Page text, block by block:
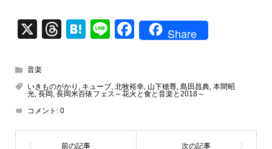
X
T
a
d
s
H
n
Li
F
e
o
Share
音楽
いきものがかり , キューブ, 北牧裕幸, 山下穂尊, 島田昌典, 本間昭
光, 長岡, 長岡米百俵フェス～花火と食と音楽と2018～
コメント: 0